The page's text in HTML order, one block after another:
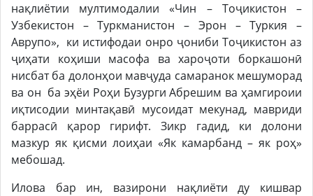
нақлиётии мултимодалии «Чин – Тоҷикистон –
Узбекистон – Туркманистон – Эрон – Туркия –
Аврупо», ки истифодаи онро ҷониби Тоҷикистон аз
ҷиҳати коҳиши масофа ва хароҷоти боркашонӣ
нисбат ба долонҳои мавҷуда самаранок мешуморад
ва он ба эҳёи Роҳи Бузурги Абрешим ва ҳамгироии
иқтисодии минтақавӣ мусоидат мекунад, мавриди
баррасӣ қарор гирифт. Зикр гадид, ки долони
мазкур як қисми лоиҳаи «Як камарбанд – як роҳ»
мебошад.
Илова бар ин, вазирони нақлиёти ду кишвар